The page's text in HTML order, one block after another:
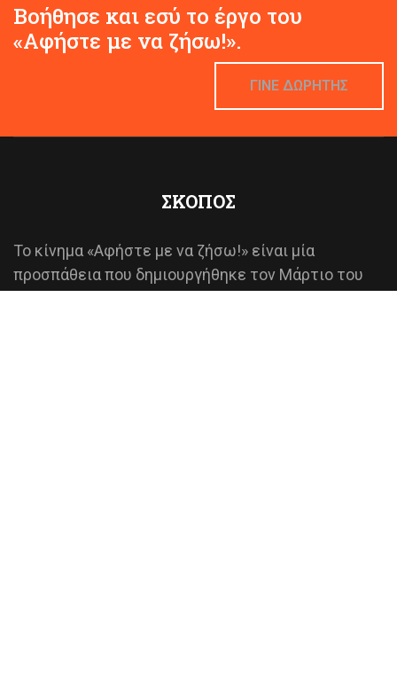
Βοήθησε και εσύ το έργο του
«Αφήστε με να ζήσω!».
ΓΙΝΕ ΔΩΡΗΤΗΣ
ΣΚΟΠΟΣ
Το κίνημα «Αφήστε με να ζήσω!» είναι μία
προσπάθεια που δημιουργήθηκε τον Μάρτιο του